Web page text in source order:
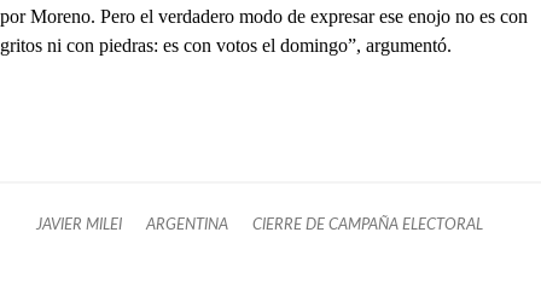
por Moreno. Pero el verdadero modo de expresar ese enojo no es con
gritos ni con piedras: es con votos el domingo”, argumentó.
JAVIER MILEI ARGENTINA CIERRE DE CAMPAÑA ELECTORAL